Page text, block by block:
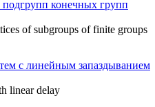
конечных групп
of subgroups of finite groups
с линейным запаздыванием
linear delay